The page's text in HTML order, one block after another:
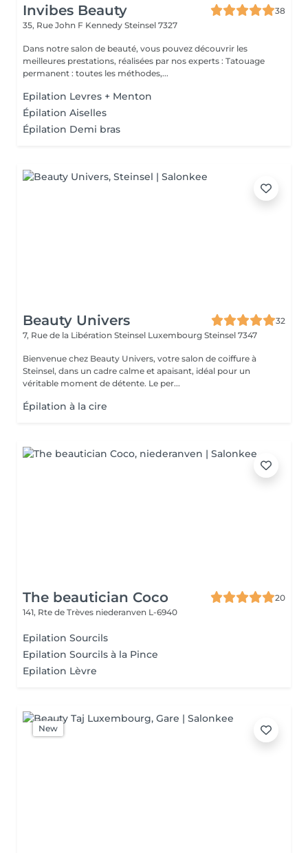
Invibes Beauty
38
35, Rue John F Kennedy Steinsel 7327
Dans notre salon de beauté, vous pouvez découvrir les
meilleures prestations, réalisées par nos experts : Tatouage
permanent : toutes les méthodes,...
Epilation Levres + Menton
Épilation Aiselles
Épilation Demi bras
Beauty Univers
32
7, Rue de la Libération Steinsel Luxembourg Steinsel 7347
Bienvenue chez Beauty Univers, votre salon de coiffure à
Steinsel, dans un cadre calme et apaisant, idéal pour un
véritable moment de détente. Le per...
Épilation à la cire
The beautician Coco
20
141, Rte de Trèves niederanven L-6940
Epilation Sourcils
Epilation Sourcils à la Pince
Epilation Lèvre
New